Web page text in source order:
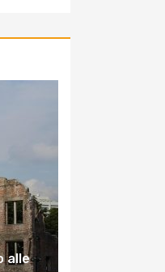
alle